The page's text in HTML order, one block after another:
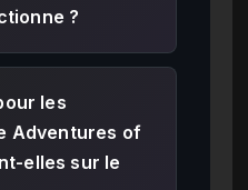
?
les
Adventures of
elles sur le